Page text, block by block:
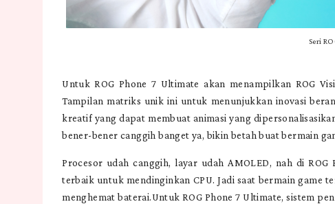
Seri
Untuk ROG Phone 7 Ultimate akan menampilkan ROG
Tampilan matriks unik ini untuk menunjukkan inovasi
kreatif yang dapat membuat animasi yang
bener-bener canggih banget ya, bikin betah buat bermain
Procesor udah canggih, layar udah AMOLED, nah di
terbaik untuk mendinginkan CPU. Jadi saat bermain game
menghemat baterai.Untuk ROG Phone 7 Ultimate, sistem